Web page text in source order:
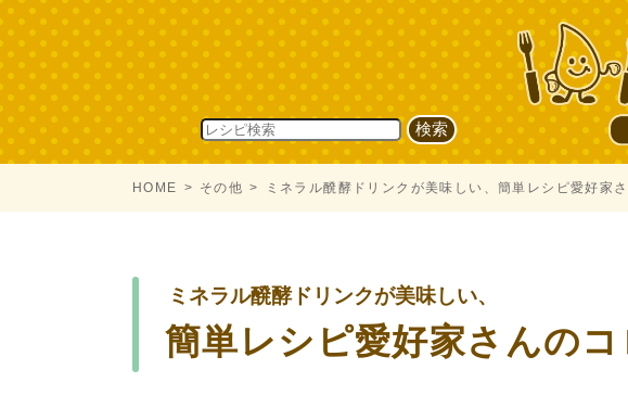
HOME その他 ミネラル醗酵ドリンクが美味しい、簡単レシピ愛好家
ミネラル醗酵ドリンクが美味しい、
簡単レシピ愛好家さんの